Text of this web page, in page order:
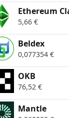
Ethereum
5,66 €
Beldex
0,077354 €
OKB
76,52 €
Mantle